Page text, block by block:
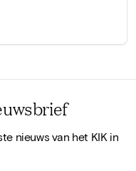
nieuws van het KIK in